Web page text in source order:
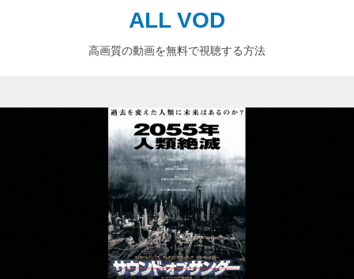
ALL VOD
高画質の動画を無料で視聴する方法